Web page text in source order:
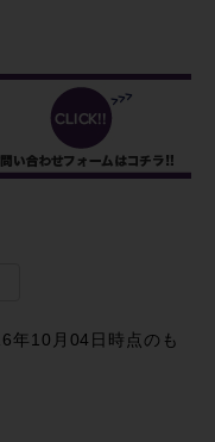
年10月04日時点のも